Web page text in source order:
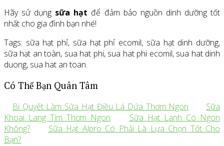
Hãy sử dụng sữa hạt để đảm bảo nguồn dinh dưỡng tốt
nhất cho gia đình bạn nhé!
Tags: sữa hạt phỉ, sữa hạt phỉ ecomil, sữa hạt dinh dưỡng,
sữa hạt an toàn, sua hat phi, sua hat phi ecomil, sua hat dinh
duong, sua hat an toan.
Có Thể Bạn Quân Tâm
Bí Quyết Làm Sữa Hạt Điều Lá Dứa Thơm Ngon
Sữa
Khoai Lang Tím Thơm Ngon
Sữa Hạt Lanh Có Ngon
Không?
Sữa Hạt Alpro Có Phải Là Lựa Chọn Tốt Cho
Bạn?